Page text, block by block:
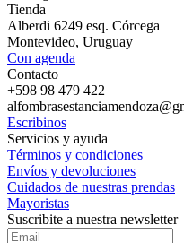
Tienda
Alberdi 6249 esq. Córcega
Montevideo, Uruguay
Con agenda
Contacto
+598 98 479 422
Escribinos
Servicios y ayuda
Términos y condiciones
Envíos y devoluciones
Cuidados de nuestras prendas
Mayoristas
Suscribite a nuestra newsletter